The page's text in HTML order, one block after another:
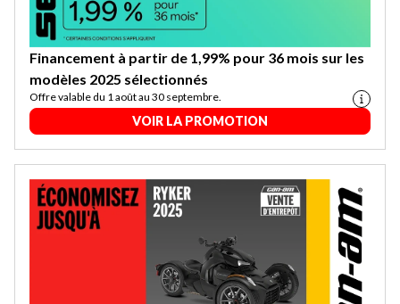
Financement à partir de 1,99% pour 36 mois sur les
modèles 2025 sélectionnés
Offre valable du 1 août au 30 septembre.
VOIR LA PROMOTION